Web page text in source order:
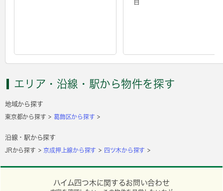
目
エリア・沿線・駅から物件を探す
地域から探す
東京都から探す 葛飾区から探す
沿線・駅から探す
JRから探す 京成押上線から探す 四ツ木から探す
ハイム四つ木に関するお問い合わせ